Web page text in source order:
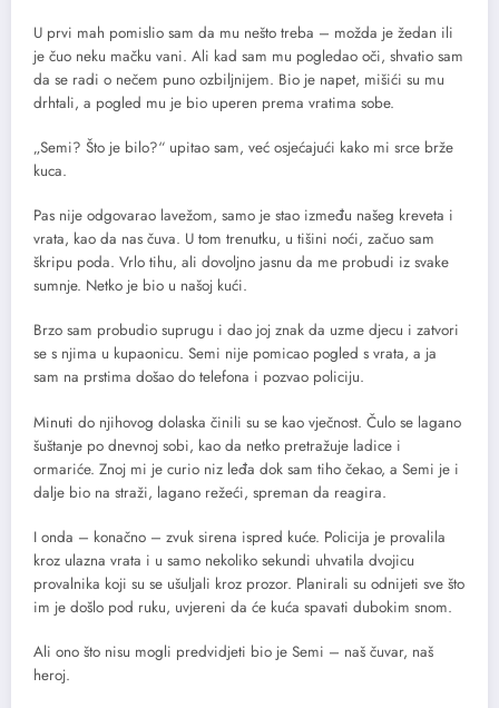
U prvi mah pomislio sam da mu nešto treba – možda je žedan ili
je čuo neku mačku vani. Ali kad sam mu pogledao oči, shvatio sam
da se radi o nečem puno ozbiljnijem. Bio je napet, mišići su mu
drhtali, a pogled mu je bio uperen prema vratima sobe.
„Semi? Što je bilo?“ upitao sam, već osjećajući kako mi srce brže
kuca.
Pas nije odgovarao lavežom, samo je stao između našeg kreveta i
vrata, kao da nas čuva. U tom trenutku, u tišini noći, začuo sam
škripu poda. Vrlo tihu, ali dovoljno jasnu da me probudi iz svake
sumnje. Netko je bio u našoj kući.
Brzo sam probudio suprugu i dao joj znak da uzme djecu i zatvori
se s njima u kupaonicu. Semi nije pomicao pogled s vrata, a ja
sam na prstima došao do telefona i pozvao policiju.
Minuti do njihovog dolaska činili su se kao vječnost. Čulo se lagano
šuštanje po dnevnoj sobi, kao da netko pretražuje ladice i
ormariće. Znoj mi je curio niz leđa dok sam tiho čekao, a Semi je i
dalje bio na straži, lagano režeći, spreman da reagira.
I onda – konačno – zvuk sirena ispred kuće. Policija je provalila
kroz ulazna vrata i u samo nekoliko sekundi uhvatila dvojicu
provalnika koji su se ušuljali kroz prozor. Planirali su odnijeti sve što
im je došlo pod ruku, uvjereni da će kuća spavati dubokim snom.
Ali ono što nisu mogli predvidjeti bio je Semi – naš čuvar, naš
heroj.